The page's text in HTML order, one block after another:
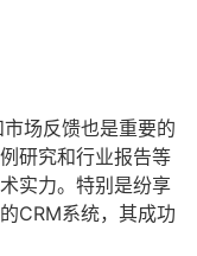
场反馈也是重要的
研究和行业报告等
实力。特别是纷享
CRM系统，其成功